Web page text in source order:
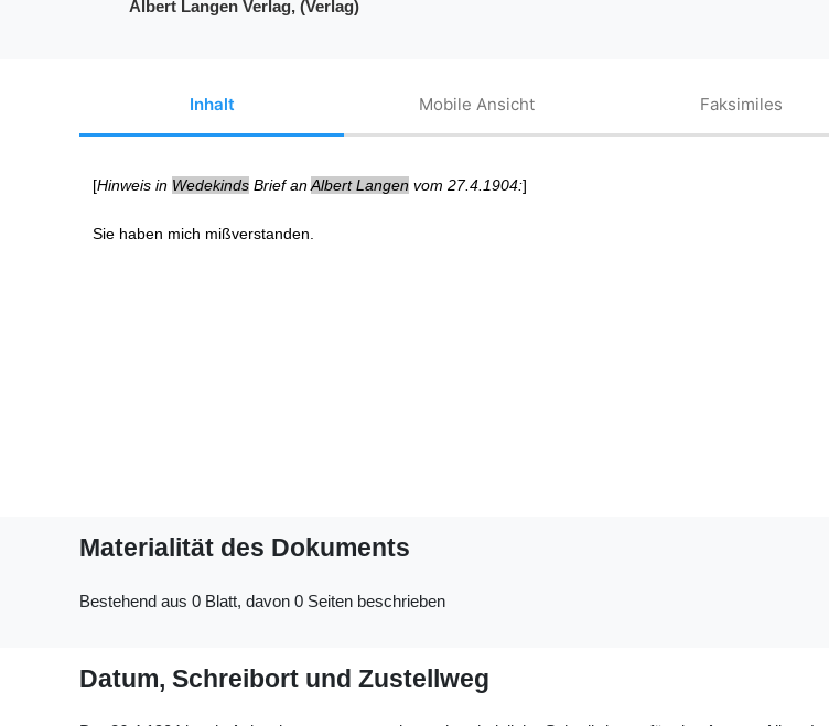
Albert Langen Verlag, (Verlag)
Inhalt Mobile Ansicht Faksimiles
[Hinweis in WedekindsBrief anAlbert Langen vom 27.4.1904:]
Sie haben mich mißverstanden
Materialität des Dokuments
Bestehend aus 0 Blatt, davon 0 Seiten beschrieben
Datum, Schreibort und Zustellweg